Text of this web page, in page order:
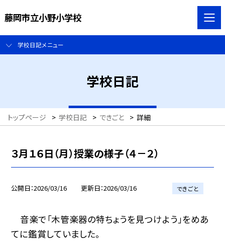
藤岡市立小野小学校
学校日記メニュー
学校日記
トップページ > 学校日記 > できごと > 詳細
３月１６日（月）授業の様子（４－２）
公開日 2026/03/16 更新日 2026/03/16 できごと
音楽で「木管楽器の特ちょうを見つけよう」をめあ
てに鑑賞していました。